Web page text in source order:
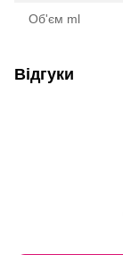
Об'єм ml
Відгуки